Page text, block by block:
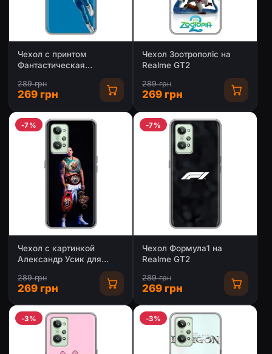
Чехол с принтом
Фантастическая
четверка для Realme GT2
289 грн
269 грн
Чехол Зоотрополіс на
Realme GT2
289 грн
269 грн
-7%
Чехол с картинкой
Александр Усик для
289 грн
269 грн
-7%
Чехол Формула1 на
Realme GT2
289 грн
269 грн
-3% -3%